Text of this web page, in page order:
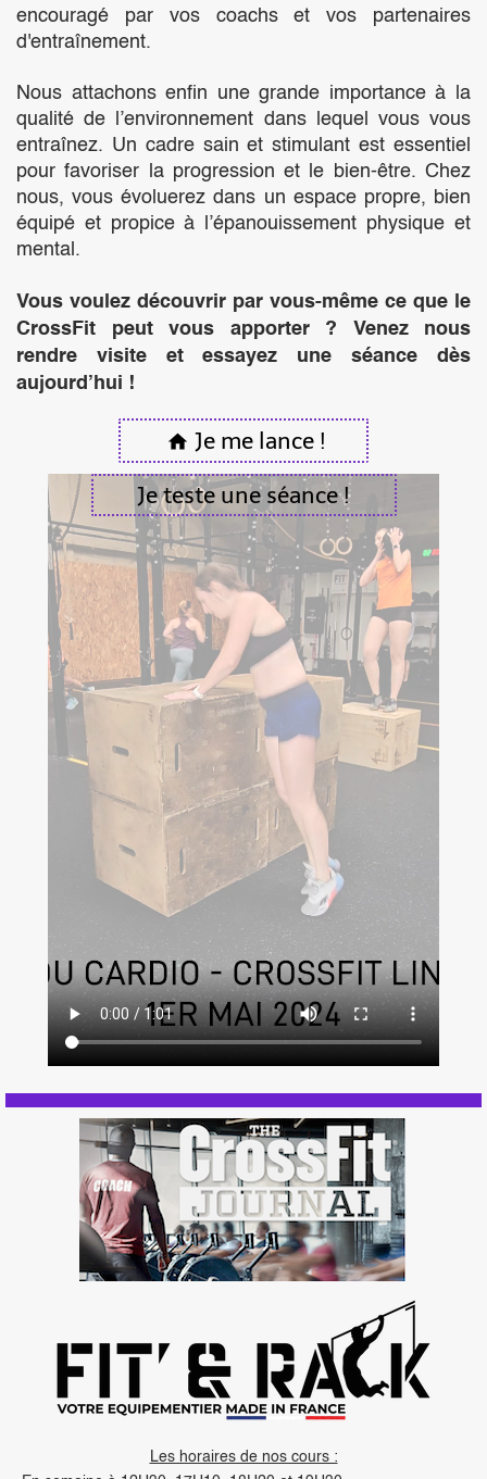
encouragé par vos coachs et vos partenaires
d'entraînement.
Nous attachons enfin une grande importance à la
qualité de l’environnement dans lequel vous vous
entraînez. Un cadre sain et stimulant est essentiel
pour favoriser la progression et le bien-être. Chez
nous, vous évoluerez dans un espace propre, bien
équipé et propice à l’épanouissement physique et
mental.
Vous voulez découvrir par vous-même ce que le
CrossFit peut vous apporter ?
Venez nous
rendre visite et essayez une séance dès
aujourd’hui !
home Je me lance !
Je teste une séance !
Les horaires de nos cours :